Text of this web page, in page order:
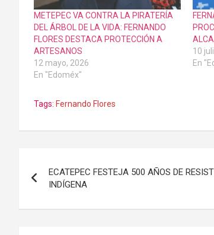
METEPEC VA CONTRA LA PIRATERÍA
DEL ÁRBOL DE LA VIDA: FERNANDO
FLORES DESTACA PROTECCIÓN A
ARTESANOS
12 mayo, 2026
En "Edoméx"
10
En
Tags: Fernando Flores
de
entradas
ECATEPEC FESTEJA 500 AÑOS DE
INDÍGENA